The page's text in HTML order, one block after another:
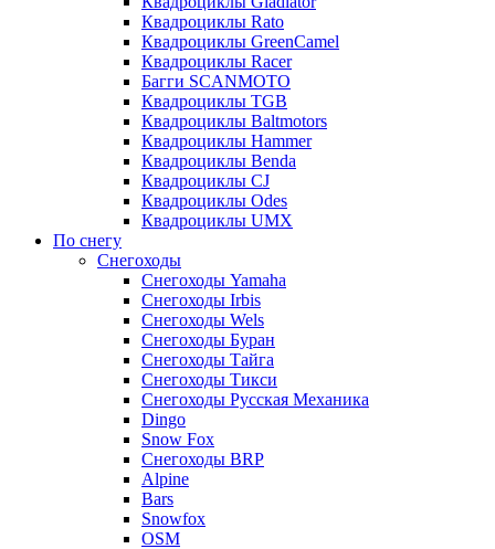
Квадроциклы Rato
Квадроциклы GreenCamel
Квадроциклы Racer
Багги SCANMOTO
Квадроциклы TGB
Квадроциклы Baltmotors
Квадроциклы Hammer
Квадроциклы Benda
Квадроциклы CJ
Квадроциклы Odes
Квадроциклы UMX
По снегу
Снегоходы
Снегоходы Yamaha
Снегоходы Irbis
Снегоходы Wels
Снегоходы Буран
Снегоходы Тайга
Снегоходы Тикси
Снегоходы Русская Механика
Dingo
Snow Fox
Снегоходы BRP
Alpine
Bars
Snowfox
OSM